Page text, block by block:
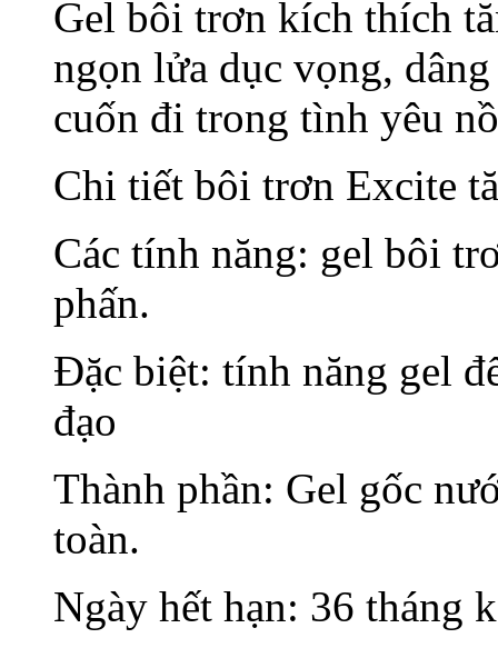
Gel bôi trơn kích thích
ngọn lửa dục vọng,
cuốn đi trong tình yêu
Chi tiết bôi trơn Excite
Các tính năng: gel bôi
phấn.
Đặc biệt: tính năng gel
đạo
Thành phần: Gel gốc
toàn.
Ngày hết hạn: 36 tháng